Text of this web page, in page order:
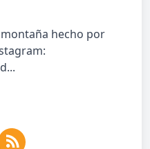
hecho por